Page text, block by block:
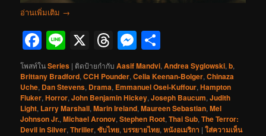
อ่านเพิ่มเติม →
Facebook
Line
X Threads
Messenger
โพสท์ในSeries | ติดป้ายกำกับ Aasif Mandvi,Andrea Syglowski,b,
Brittany Bradford,CCH Pounder,Celia Keenan-Bolger,Chinaza
Uche, Dan Stevens, Drama, Emmanuel Osei-Kuffour,Hampton
Fluker,Horror,John Benjamin Hickey,Joseph Baucum,Judith
Light, Larry Marshall,Marin Ireland,Maureen Sebastian,Mel
Johnson Jr.,Michael Aronov,Stephen Root,Thai Sub,The Terror:
Devil in Silver,Thriller,ซับไทย,บรรยายไทย,หนังอเมริกา |ใส่ความเห็น